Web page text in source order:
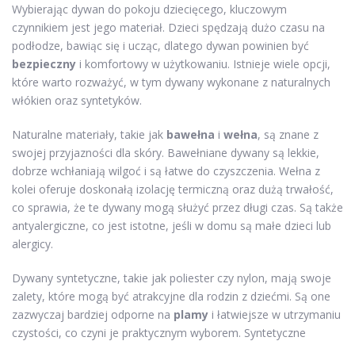
Wybierając dywan do pokoju dziecięcego, kluczowym
czynnikiem jest jego materiał. Dzieci spędzają dużo czasu na
podłodze, bawiąc się i ucząc, dlatego dywan powinien być
bezpieczny i komfortowy w użytkowaniu. Istnieje wiele opcji,
które warto rozważyć, w tym dywany wykonane z naturalnych
włókien oraz syntetyków.
Naturalne materiały, takie jak bawełna i wełna, są znane z
swojej przyjazności dla skóry. Bawełniane dywany są lekkie,
dobrze wchłaniają wilgoć i są łatwe do czyszczenia. Wełna z
kolei oferuje doskonałą izolację termiczną oraz dużą trwałość,
co sprawia, że te dywany mogą służyć przez długi czas. Są także
antyalergiczne, co jest istotne, jeśli w domu są małe dzieci lub
alergicy.
Dywany syntetyczne, takie jak poliester czy nylon, mają swoje
zalety, które mogą być atrakcyjne dla rodzin z dziećmi. Są one
zazwyczaj bardziej odporne na plamy i łatwiejsze w utrzymaniu
czystości, co czyni je praktycznym wyborem. Syntetyczne